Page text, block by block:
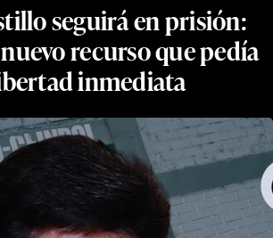
seguirá en prisión:
recurso que pedía
inmediata